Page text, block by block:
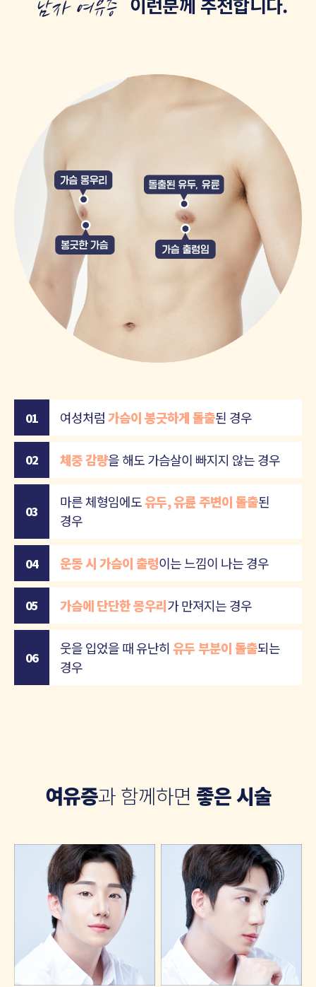
남자 여유증
01 여성처럼가슴이 봉긋하게 돌출된 경우
02 체중 감량을 해도 가슴살이 빠지지 않는 경우
03
마른 체형임에도유두, 유륜 주변이 돌출된
경우
04 운동 시 가슴이 출렁이는 느낌이 나는 경우
05 가슴에 단단한 몽우리가 만져지는 경우
06
웃을 입었을 때 유난히 유두 부분이 돌출되는
경우
여유증과 함께하면 좋은 시술